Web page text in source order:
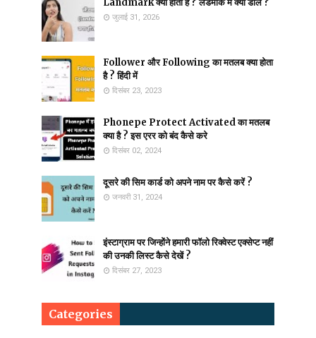
Landmark क्या होता है ? लैंडमार्क में क्या डालें ?
जुलाई 31, 2026
Follower और Following का मतलब क्या होता
है ? हिंदी में
दिसंबर 23, 2023
Phonepe Protect Activated का मतलब
क्या है ? इस एरर को बंद कैसे करे
दिसंबर 02, 2024
दूसरे की सिम कार्ड को अपने नाम पर कैसे करें ?
जनवरी 31, 2024
इंस्टाग्राम पर जिन्होंने हमारी फॉलो रिक्वेस्ट एक्सेप्ट नहीं
की उनकी लिस्ट कैसे देखें ?
दिसंबर 27, 2023
Categories